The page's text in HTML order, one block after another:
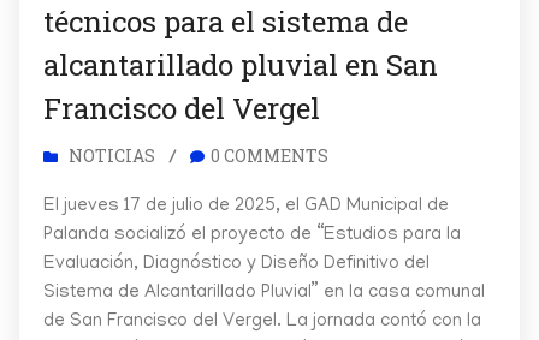
técnicos para el sistema de
alcantarillado pluvial en San
Francisco del Vergel
NOTICIAS / 0 COMMENTS
El jueves 17 de julio de 2025, el GAD Municipal de
Palanda socializó el proyecto de “Estudios para la
Evaluación, Diagnóstico y Diseño Definitivo del
Sistema de Alcantarillado Pluvial” en la casa comunal
de San Francisco del Vergel. La jornada contó con la